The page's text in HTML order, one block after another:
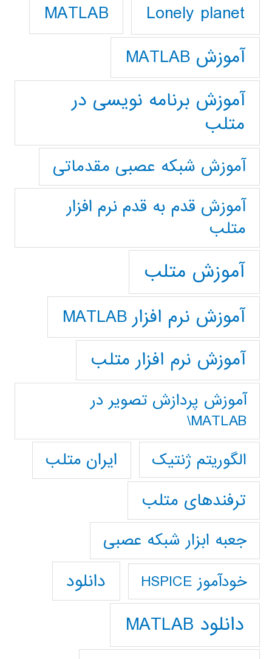
Lonely planet
MATLAB
آموزش MATLAB
آموزش برنامه نویسی در
متلب
آموزش شبکه عصبی مقدماتی
آموزش قدم به قدم نرم افزار
متلب
آموزش متلب
آموزش نرم افزار MATLAB
آموزش نرم افزار متلب
آموزش پردازش تصوير در
MATLAB\
الگوریتم ژنتیک
ایران متلب
ترفندهای متلب
جعبه ابزار شبکه عصبی
خودآموز HSPICE دانلود
دانلود MATLAB